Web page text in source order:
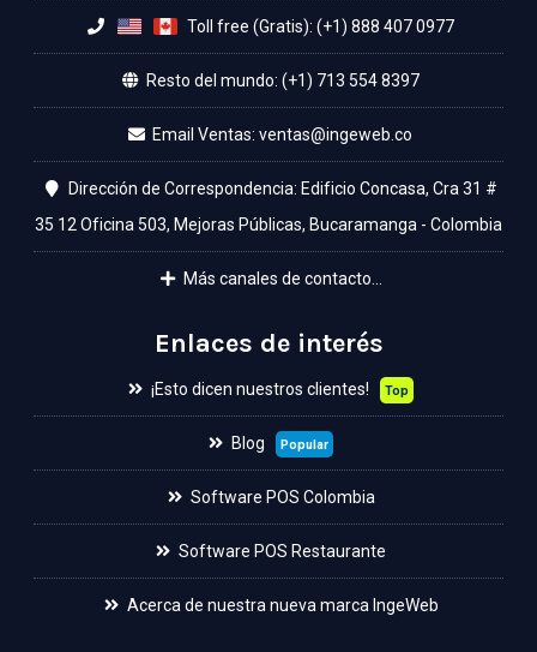
Toll free (Gratis): (+1) 888 407 0977
Resto del mundo: (+1) 713 554 8397
Email Ventas:
Dirección de Correspondencia: Edificio Concasa, Cra 31 #
35 12 Oficina 503, Mejoras Públicas, Bucaramanga - Colombia
Más canales de contacto...
Enlaces de interés
¡Esto dicen nuestros clientes! Top
Blog Popular
Software POS Colombia
Software POS Restaurante
Acerca de nuestra nueva marca IngeWeb